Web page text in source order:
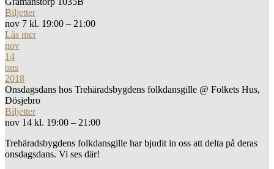
Biljetter
nov 7 kl. 19:00 – 21:00
Läs mer
nov
14
ons
2018
Onsdagsdans hos Trehäradsbygdens folkdansgille @ Folkets Hus,
Dösjebro
Biljetter
nov 14 kl. 19:00 – 21:00
Trehäradsbygdens folkdansgille har bjudit in oss att delta på deras
onsdagsdans. Vi ses där!